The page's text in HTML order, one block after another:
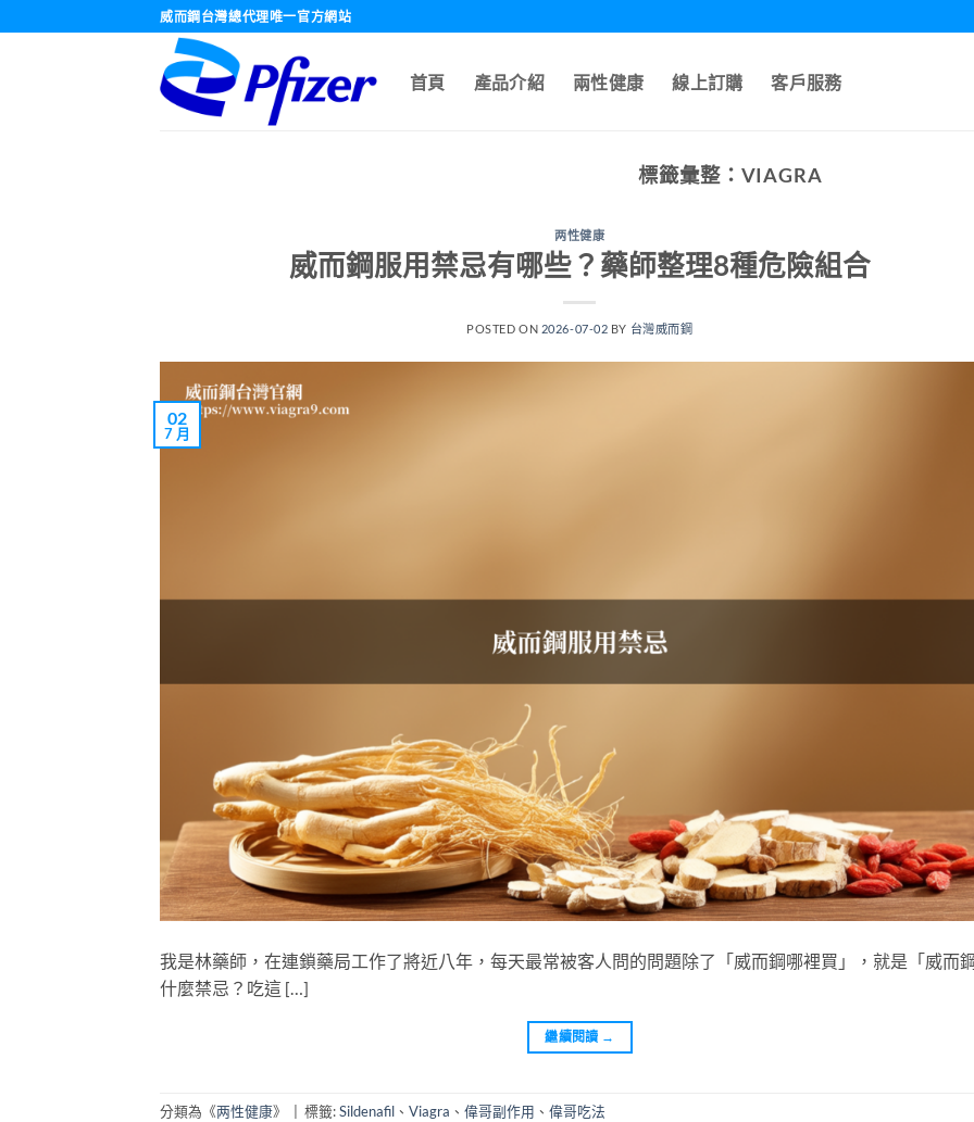
威而鋼台灣總代理唯一官方網站
首頁 產品介紹 兩性健康 線上訂購 客戶服務
標籤彙整： VIAGRA
两性健康
威而鋼服用禁忌有哪些？藥師整理8種危險組合
POSTED ON 2026-07-02 BY 台灣威而鋼
02
7 月
我是林藥師，在連鎖藥局工作了將近八年，每天最常被客人問的問題除了「威而鋼哪裡買」，就是「威而
什麼禁忌？吃這 […]
繼續閱讀 →
分類為《两性健康》 標籤:Sildenafil 、 Viagra 、 偉哥副作用 、 偉哥吃法